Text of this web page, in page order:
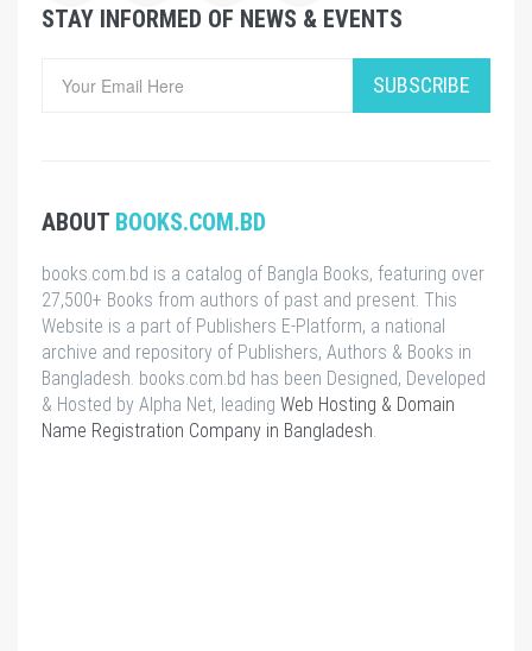
STAY INFORMED OF NEWS & EVENTS
SUBSCRIBE
ABOUT BOOKS.COM.BD
books.com.bd is a catalog of Bangla Books, featuring over
27,500+ Books from authors of past and present. This
Website is a part of Publishers E-Platform, a national
archive and repository of Publishers, Authors & Books in
Bangladesh. books.com.bd has been Designed, Developed
& Hosted by Alpha Net, leading Web Hosting & Domain
Name Registration Company in Bangladesh.